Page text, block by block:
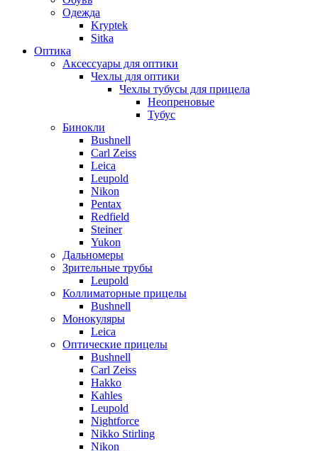
Одежда
Kryptek
Sitka
Оптика
Аксессуары для оптики
Чехлы для оптики
Чехлы тубусы для прицела
Неопреновые
Тубус
Бинокли
Bushnell
Carl Zeiss
Leica
Leupold
Nikon
Pentax
Redfield
Steiner
Yukon
Дальномеры
Зрительные трубы
Leupold
Коллиматорные прицелы
Bushnell
Монокуляры
Leica
Оптические прицелы
Bushnell
Carl Zeiss
Hakko
Kahles
Leupold
Nightforce
Nikko Stirling
Nikon